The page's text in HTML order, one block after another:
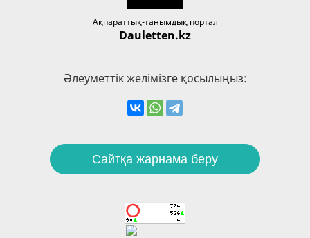
Ақпараттық-танымдық портал
Dauletten.kz
Әлеуметтік желімізге қосылыңыз:
Сайтқа жарнама беру